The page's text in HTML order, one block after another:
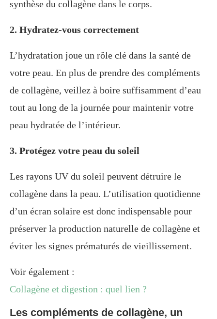
synthèse du collagène dans le corps.
2. Hydratez-vous correctement
L’hydratation joue un rôle clé dans la santé de
votre peau. En plus de prendre des compléments
de collagène, veillez à boire suffisamment d’eau
tout au long de la journée pour maintenir votre
peau hydratée de l’intérieur.
3. Protégez votre peau du soleil
Les rayons UV du soleil peuvent détruire le
collagène dans la peau. L’utilisation quotidienne
d’un écran solaire est donc indispensable pour
préserver la production naturelle de collagène et
éviter les signes prématurés de vieillissement.
Voir également :
Collagène et digestion : quel lien ?
Les compléments de collagène, un